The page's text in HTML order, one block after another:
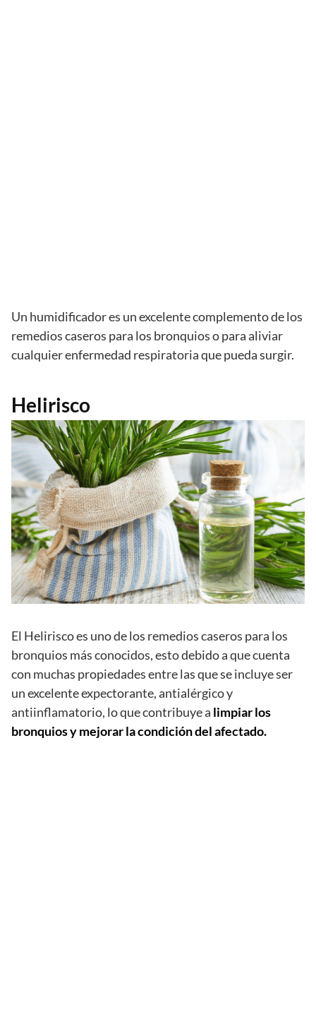
Un humidificador es un excelente complemento de los
remedios caseros para los bronquios o para aliviar
cualquier enfermedad respiratoria que pueda surgir.
Helirisco
El Helirisco es uno de los remedios caseros para los
bronquios más conocidos, esto debido a que cuenta
con muchas propiedades entre las que se incluye ser
un excelente expectorante, antialérgico y
antiinflamatorio, lo que contribuye a limpiar los
bronquios y mejorar la condición del afectado.